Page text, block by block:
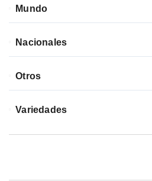
Mundo
Nacionales
Otros
Variedades